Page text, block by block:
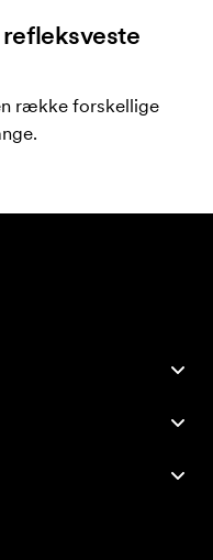
række forskellige